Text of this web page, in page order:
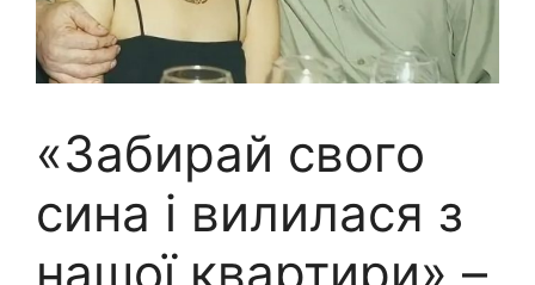
«Забирай свого
сина і вилилася з
нашої квартири» –